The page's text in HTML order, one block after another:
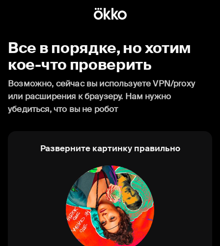
Все в порядке, но хотим
кое-что проверить
Возможно, сейчас вы используете VPN/proxy
или расширения к браузеру. Нам нужно
убедиться, что вы не робот
Разверните картинку правильно